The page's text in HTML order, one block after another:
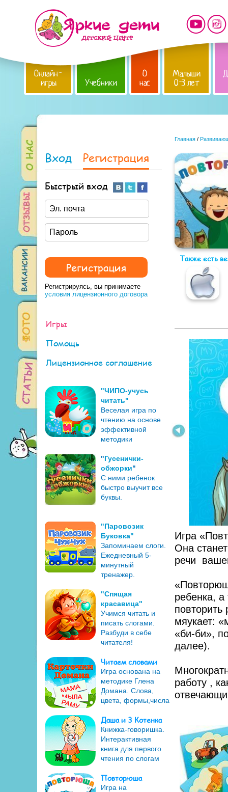
Онлайн-
игры Учебники
О
нас
Малыши
0-3 лет
Вход Регистрация
Быстрый вход
Регистрируясь, вы принимаете
условия лицензионного договора
Игры
Помощь
Лицензионное соглашение
"ЧИПО-учусь
читать"
Веселая игра по
чтению на основе
эффективной
методики
"Гусенички-
обжорки"
С ними ребенок
быстро выучит все
буквы.
"Паровозик
Буковка"
Запоминаем слоги.
Ежедневный 5-
минутный
тренажер.
"Спящая
красавица"
Учимся читать и
писать слогами.
Разбуди в себе
читателя!
Читаем словами
Игра основана на
методике Глена
Домана. Слова,
цвета, формы,числа
Даша и 3 Котенка
Книжка-говоришка.
Интерактивная
книга для первого
чтения по слогам
Повторюша
Игра на
Главная /
Также есть
Игра
Она
речи
ребенка,
повторить
мяукает:
«би-би»,
далее).
работу ,